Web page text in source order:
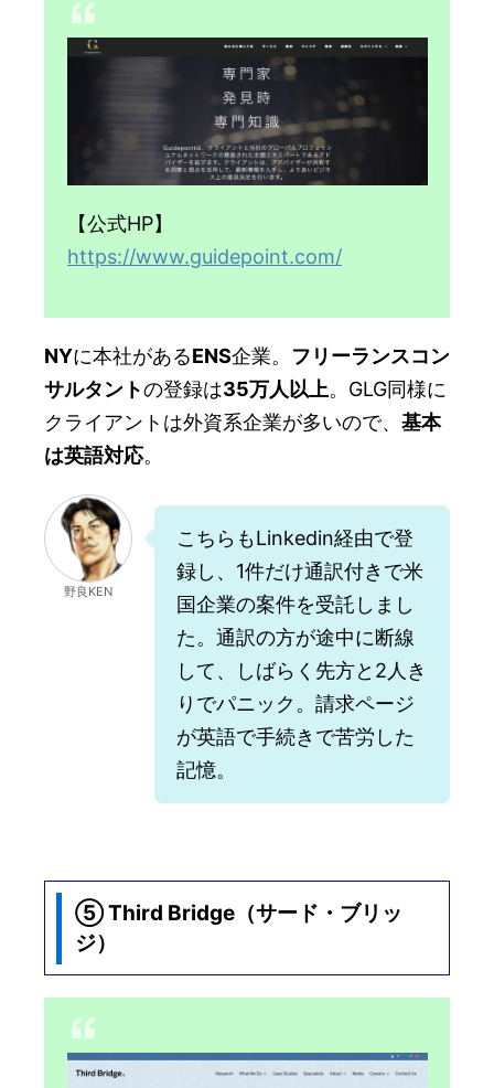
【公式HP】
https://www.guidepoint.com/
NYに本社があるENS企業。 フリーランスコン
サルタントの登録は35万人以上。GLG同様に
クライアントは外資系企業が多いので、 基本
は英語対応。
野良KEN
こちらもLinkedin経由で登
録し、1件だけ通訳付きで米
国企業の案件を受託しまし
た。通訳の方が途中に断線
して、しばらく先方と2人き
りでパニック。請求ページ
が英語で手続きで苦労した
記憶。
⑤ Third Bridge（サード・ブリッ
ジ）